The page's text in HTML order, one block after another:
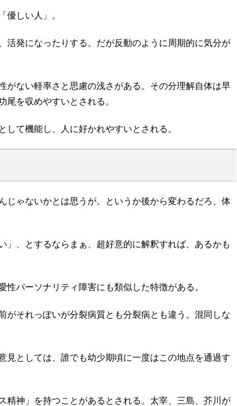
優しい人」。
活発になったりする。だが反動のように周期的に気分が
がない軽率さと思慮の浅さがある。その分理解自体は早
尾を収めやすいとされる。
て機能し、人に好かれやすいとされる。
じゃないかとは思うが。というか後から変わるだろ、体
」、とするならまぁ、超好意的に解釈すれば、あるかも
性パーソナリティ障害にも類似した特徴がある。
がそれっぽいが分裂病質とも分裂病とも違う。混同しな
見としては、誰でも幼少期頃に一度はこの地点を通過す
精神」を持つことがあるとされる。太宰、三島、芥川が